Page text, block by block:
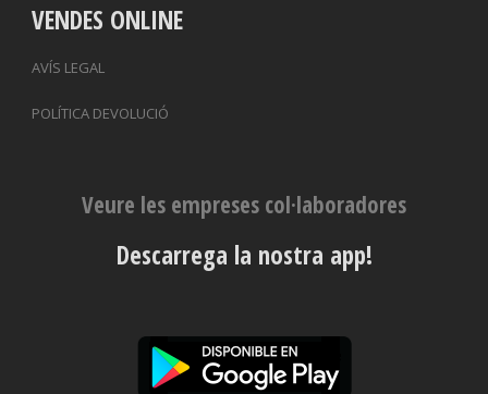
VENDES ONLINE
AVÍS LEGAL
POLÍTICA DEVOLUCIÓ
Veure les empreses col·laboradores
Descarrega la nostra app!